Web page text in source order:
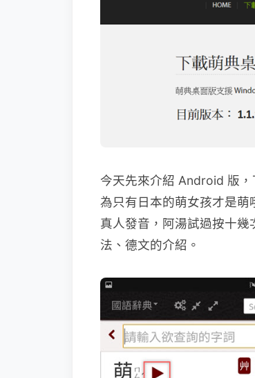
今天先來介紹 Android 版
為只有日本的萌女孩才是
真人發音，阿湯試過按十幾
法、德文的介紹。